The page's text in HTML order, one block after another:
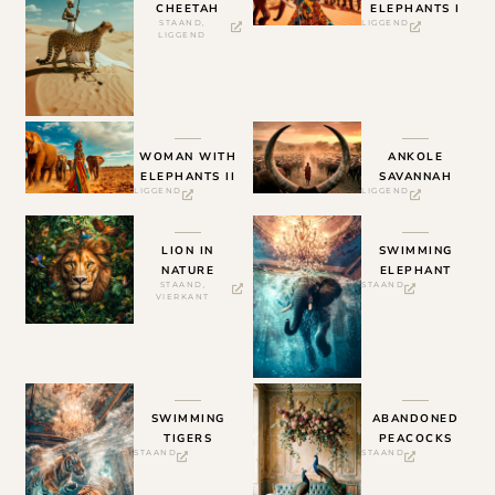
CHEETAH
STAAND,
LIGGEND
ELEPHANTS I
LIGGEND
WOMAN WITH
ELEPHANTS II
LIGGEND
ANKOLE
SAVANNAH
LIGGEND
LION IN
NATURE
STAAND ,
VIERKANT
SWIMMING
ELEPHANT
STAAND
SWIMMING
TIGERS
STAAND
ABANDONED
PEACOCKS
STAAND